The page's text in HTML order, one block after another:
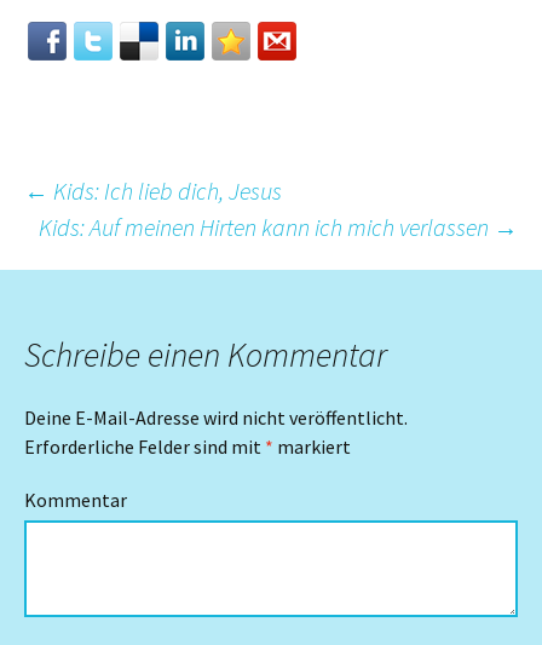
Beitrags-
Navigation
← Kids: Ich lieb dich, Jesus
Kids: Auf meinen Hirten kann ich mich verlassen →
Schreibe einen Kommentar
Deine E-Mail-Adresse wird nicht veröffentlicht.
Erforderliche Felder sind mit * markiert
Kommentar